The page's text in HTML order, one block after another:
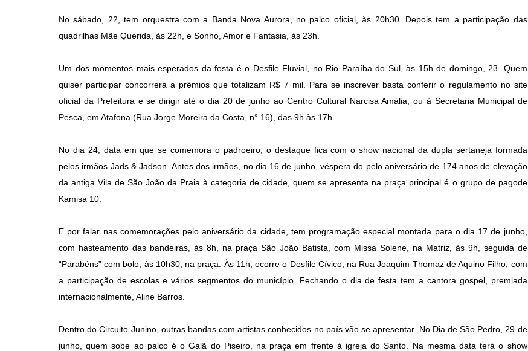
No sábado, 22, tem orquestra com a Banda Nova Aurora, no palco oficial, às 20h30. Depois tem a participação das
quadrilhas Mãe Querida, às 22h, e Sonho, Amor e Fantasia, às 23h.
Um dos momentos mais esperados da festa é o Desfile Fluvial, no Rio Paraíba do Sul, às 15h de domingo, 23. Quem
quiser participar concorrerá a prêmios que totalizam R$ 7 mil. Para se inscrever basta conferir o regulamento no site
oficial da Prefeitura e se dirigir até o dia 20 de junho ao Centro Cultural Narcisa Amália, ou à Secretaria Municipal de
Pesca, em Atafona (Rua Jorge Moreira da Costa, n° 16), das 9h às 17h.
No dia 24, data em que se comemora o padroeiro, o destaque fica com o show nacional da dupla sertaneja formada
pelos irmãos Jads & Jadson. Antes dos irmãos, no dia 16 de junho, véspera do pelo aniversário de 174 anos de elevação
da antiga Vila de São João da Praia à categoria de cidade, quem se apresenta na praça principal é o grupo de pagode
Kamisa 10.
E por falar nas comemorações pelo aniversário da cidade, tem programação especial montada para o dia 17 de junho,
com hasteamento das bandeiras, às 8h, na praça São João Batista, com Missa Solene, na Matriz, às 9h, seguida de
“Parabéns” com bolo, às 10h30, na praça. Às 11h, ocorre o Desfile Cívico, na Rua Joaquim Thomaz de Aquino Filho, com
a participação de escolas e vários segmentos do município. Fechando o dia de festa tem a cantora gospel, premiada
internacionalmente, Aline Barros.
Dentro do Circuito Junino, outras bandas com artistas conhecidos no país vão se apresentar. No Dia de São Pedro, 29 de
junho, quem sobe ao palco é o Galã do Piseiro, na praça em frente à igreja do Santo. Na mesma data terá o show